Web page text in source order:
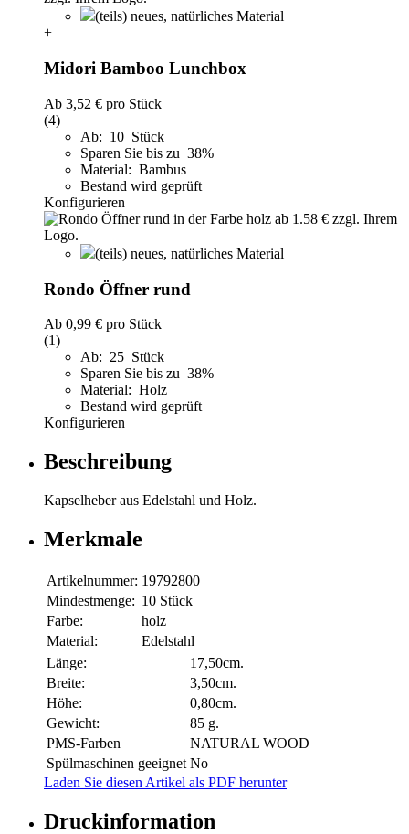
(teils) neues, natürliches Material
+
Midori Bamboo Lunchbox
Ab 3,52 € pro Stück
(4)
Ab: 10 Stück
Sparen Sie bis zu 38%
Material: Bambus
Bestand wird geprüft
Konfigurieren
(teils) neues, natürliches Material
Rondo Öffner rund
Ab 0,99 € pro Stück
(1)
Ab: 25 Stück
Sparen Sie bis zu 38%
Material: Holz
Bestand wird geprüft
Konfigurieren
Beschreibung
Kapselheber aus Edelstahl und Holz.
Merkmale
Artikelnummer: 19792800
Mindestmenge: 10 Stück
Farbe:
holz
Material:
Edelstahl
Länge:
17,50cm.
Breite:
3,50cm.
Höhe:
0,80cm.
Gewicht:
85 g.
PMS-Farben
NATURAL WOOD
Spülmaschinen geeignet No
Laden Sie diesen Artikel als PDF herunter
Druckinformation